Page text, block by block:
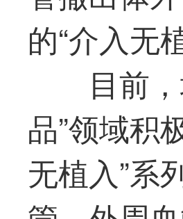
的“介入无
目前
品”领域积
无植入”系